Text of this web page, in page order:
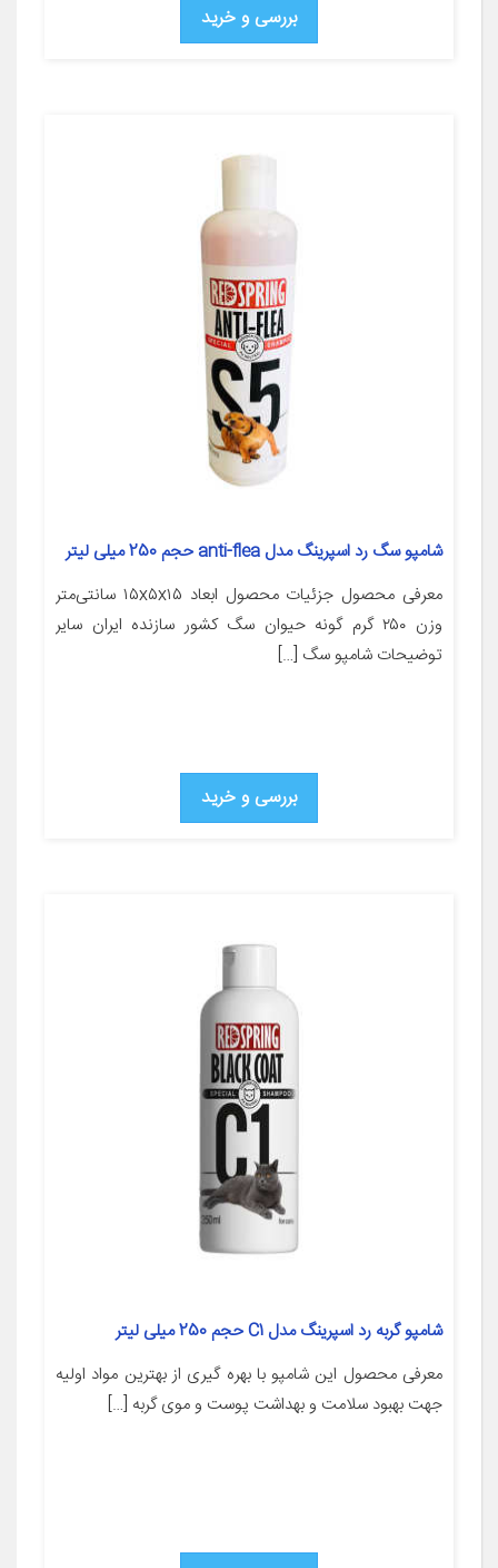
بررسی و خرید
شامپو سگ رد اسپرینگ مدل anti-flea حجم 250 میلی لیتر
معرفی محصول جزئیات محصول ابعاد ۱۵x۵x۱۵ سانتی‌متر
وزن ۲۵۰ گرم گونه حیوان سگ کشور سازنده ایران سایر
توضیحات شامپو سگ […]
بررسی و خرید
شامپو گربه رد اسپرینگ مدل C1 حجم 250 میلی لیتر
معرفی محصول این شامپو با بهره گیری از بهترین مواد اولیه
جهت بهبود سلامت و بهداشت پوست و موی گربه […]